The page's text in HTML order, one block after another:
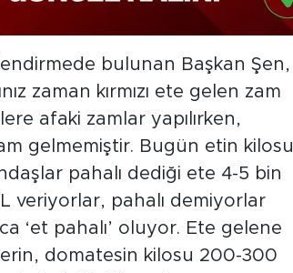
bulunan Başkan Şen,
zaman kırmızı ete gelen zam
afaki zamlar yapılırken,
gelmemiştir. Bugün etin kilosu
pahalı dediği ete 4-5 bin
veriyorlar, pahalı demiyorlar
‘et pahalı’ oluyor. Ete gelene
domatesin kilosu 200-300